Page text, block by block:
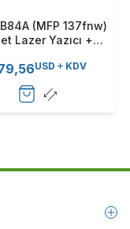
(MFP 137fnw)
Lazer Yazıcı +
+ Wi-Fi (T12968)
USD KDV